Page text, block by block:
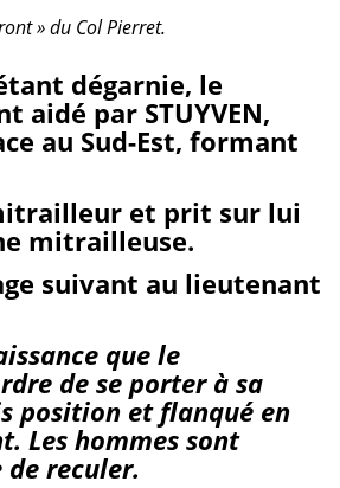
» du Col Pierret.
dégarnie, le
aidé par STUYVEN,
au Sud-Est, formant
et prit sur lui
mitrailleuse.
suivant au lieutenant
que le
de se porter à sa
position et flanqué en
Les hommes sont
reculer.